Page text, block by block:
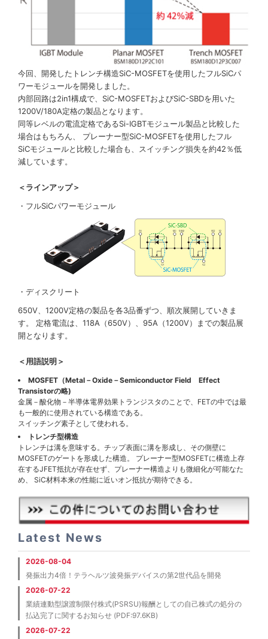
今回、開発したトレンチ構造SiC-MOSFETを使用したフルSiCパ
ワーモジュールを開発しました。
内部回路は2in1構成で、SiC-MOSFETおよびSiC-SBDを用いた
1200V/180A定格の製品となります。
同等レベルの電流定格であるSi-IGBTモジュール製品と比較した
場合はもちろん、 プレーナー型SiC-MOSFETを使用したフル
SiCモジュールと比較した場合も、スイッチング損失を約42％低
減しています。
＜ラインアップ＞
・フルSiCパワーモジュール
・ディスクリート
650V、1200V定格の製品を各3品番ずつ、順次展開していきま
す。 定格電流は、118A（650V）、95A（1200V）までの製品展
開となります。
＜用語説明＞
MOSFET（Metal－Oxide－Semiconductor Field Effect
Transistorの略)
金属－酸化物－半導体電界効果トランジスタのことで、FETの中では最
も一般的に使用されている構造である。
スイッチング素子として使われる。
トレンチ型構造
トレンチは溝を意味する。チップ表面に溝を形成し、その側壁に
MOSFETのゲートを形成した構造。 プレーナー型MOSFETに構造上存
在するJFET抵抗が存在せず、プレーナー構造よりも微細化が可能なた
め、 SiC材料本来の性能に近いオン抵抗が期待できる。
Latest News
2026-08-04
発振出力4倍！テラヘルツ波発振デバイスの第2世代品を開発
2026-07-22
業績連動型譲渡制限付株式(PSRSU)報酬としての自己株式の処分の
払込完了に関するお知らせ (PDF:97.6KB)
2026-07-22